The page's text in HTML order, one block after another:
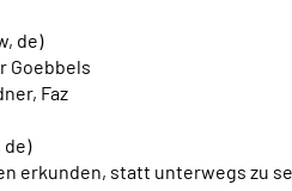
de)
Goebbels
Faz
de)
erkunden, statt unterwegs zu